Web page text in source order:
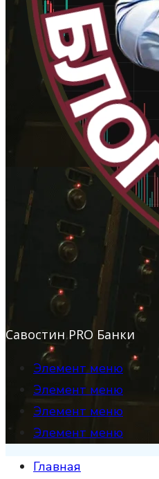
Савостин PRO Банки
Элемент меню
Элемент меню
Элемент меню
Элемент меню
Главная